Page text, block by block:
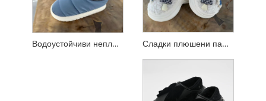
Водоустойчиви неплъзгащи се памучни чехли с пълнеж от пух Сладки плюшени памучни чехли със затворени пръсти